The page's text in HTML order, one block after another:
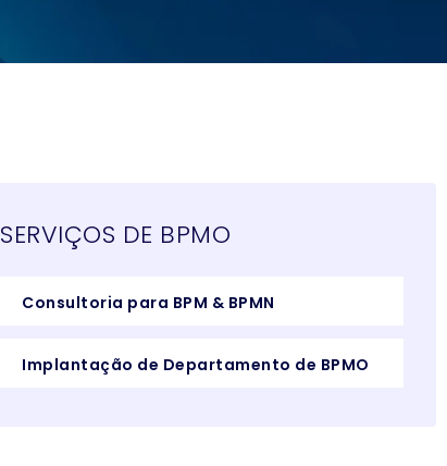
SERVIÇOS DE BPMO
Consultoria para BPM & BPMN
Implantação de Departamento de BPMO